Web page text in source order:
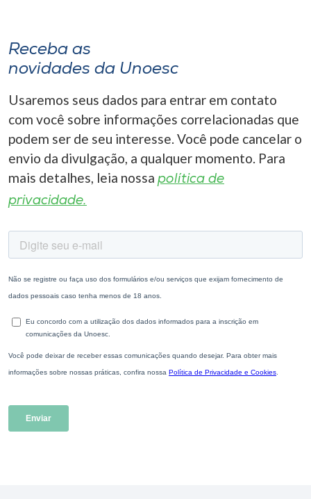
Receba as
novidades da Unoesc
Usaremos seus dados para entrar em contato
com você sobre informações correlacionadas que
podem ser de seu interesse. Você pode cancelar o
envio da divulgação, a qualquer momento. Para
mais detalhes, leia nossa política de
privacidade.